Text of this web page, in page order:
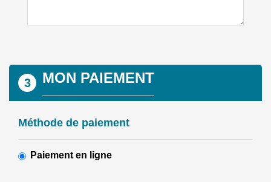
3 MON PAIEMENT
Méthode de paiement
Paiement en ligne